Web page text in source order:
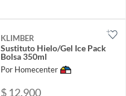
KLIMBER
Sustituto Hielo/Gel Ice Pack
Bolsa 350ml
Por Homecenter
$ 12.900